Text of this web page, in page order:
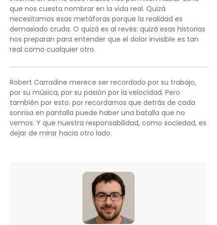
que nos cuesta nombrar en la vida real. Quizá
necesitamos esas metáforas porque la realidad es
demasiado cruda. O quizá es al revés: quizá esas historias
nos preparan para entender que el dolor invisible es tan
real como cualquier otro.
Robert Carradine merece ser recordado por su trabajo,
por su música, por su pasión por la velocidad. Pero
también por esto: por recordarnos que detrás de cada
sonrisa en pantalla puede haber una batalla que no
vemos. Y que nuestra responsabilidad, como sociedad, es
dejar de mirar hacia otro lado.